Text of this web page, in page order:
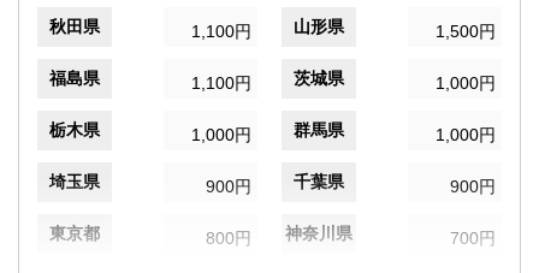
秋田県 1,100円 山形県 1,500円
福島県 1,100円 茨城県 1,000円
栃木県 1,000円 群馬県 1,000円
埼玉県 900円 千葉県 900円
東京都 800円 神奈川県 700円